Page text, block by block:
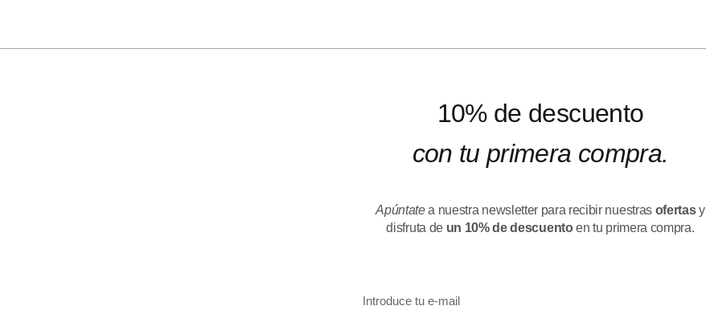
10% de descuento
con tu primera compra.
Apúntatea nuestra newsletter para recibir nuestras ofertasy
disfruta de un 10% de descuentoen tu primera compra.